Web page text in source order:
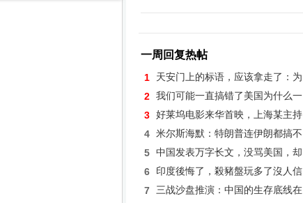
一周回复热帖
1 天安门上的标语，应该拿走了：为
2 我们可能一直搞错了美国为什么一
3 好莱坞电影来华首映，上海某主持
4 米尔斯海默：特朗普连伊朗都搞不
5 中国发表万字长文，没骂美国，却
6 印度後悔了，殺豬盤玩多了沒人信
7 三战沙盘推演：中国的生存底线在